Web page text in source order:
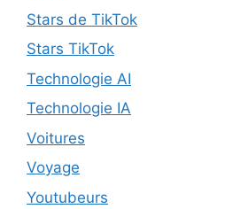
Stars de TikTok
Stars TikTok
Technologie AI
Technologie IA
Voitures
Voyage
Youtubeurs